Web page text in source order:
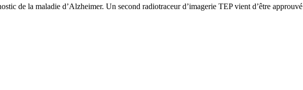
de la maladie d’Alzheimer. Un second radiotraceur d’imagerie TEP vient d’être